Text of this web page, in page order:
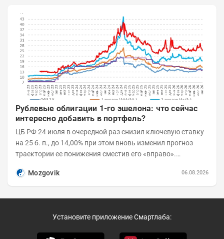
Рублевые облигации 1-го эшелона: что сейчас
интересно добавить в портфель?
ЦБ РФ 24 июля в очередной раз снизил ключевую ставку
на 25 б. п., до 14,00% при этом вновь изменил прогноз
траектории ее понижения сместив его «вправо».
Mozgovik
06.08.2026
Установите приложение Смартлаба: